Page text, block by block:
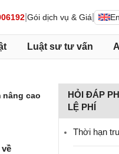
Gói dịch vụ & Giá
Luật sư tư vấn
nâng cao
về
HỎI ĐÁP
LỆ PHÍ
Thời hạn